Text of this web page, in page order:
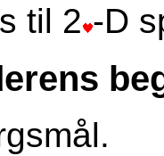
til 2 -D